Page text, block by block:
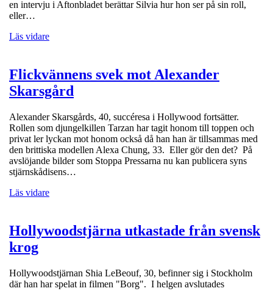
en intervju i Aftonbladet berättar Silvia hur hon ser på sin roll,
eller…
Läs vidare
Flickvännens svek mot Alexander
Skarsgård
Alexander Skarsgårds, 40, succéresa i Hollywood fortsätter.
Rollen som djungelkillen Tarzan har tagit honom till toppen och
privat ler lyckan mot honom också då han han är tillsammas med
den brittiska modellen Alexa Chung, 33. Eller gör den det? På
avslöjande bilder som Stoppa Pressarna nu kan publicera syns
stjärnskådisens…
Läs vidare
Hollywoodstjärna utkastade från svensk
krog
Hollywoodstjärnan Shia LeBeouf, 30, befinner sig i Stockholm
där han har spelat in filmen "Borg". I helgen avslutades